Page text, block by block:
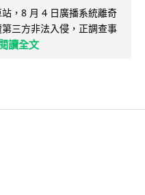
，8 月 4 日廣播系統離奇
三方非法入侵，正調查事
閱讀全文